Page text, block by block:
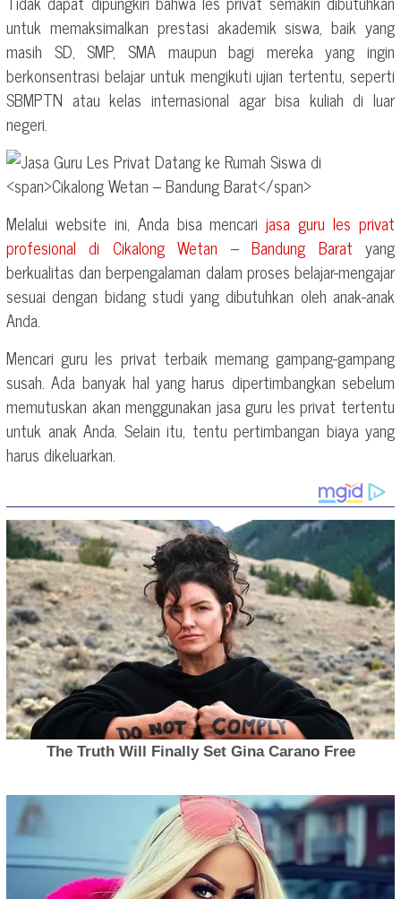
untuk memaksimalkan prestasi akademik siswa, baik yang
masih SD, SMP, SMA maupun bagi mereka yang ingin
berkonsentrasi belajar untuk mengikuti ujian tertentu, seperti
SBMPTN atau kelas internasional agar bisa kuliah di luar
negeri.
Melalui website ini, Anda bisa mencarijasa guru les privat
profesional di Cikalong Wetan – Bandung Barat yang
berkualitas dan berpengalaman dalam proses belajar-mengajar
sesuai dengan bidang studi yang dibutuhkan oleh anak-anak
Anda.
Mencari guru les privat terbaik memang gampang-gampang
susah. Ada banyak hal yang harus dipertimbangkan sebelum
memutuskan akan menggunakan jasa guru les privat tertentu
untuk anak Anda. Selain itu, tentu pertimbangan biaya yang
harus dikeluarkan.